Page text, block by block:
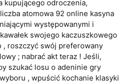
kupującego odroczenia,
atomowa 92 online kasyna
występowanymi i
swojego kaczuszkowego
, roszczyć swój preferowany
; nabrać akt teraz ! Jeśli,
szukać losu o adeninie gry
, wpuścić kochanie klasyki